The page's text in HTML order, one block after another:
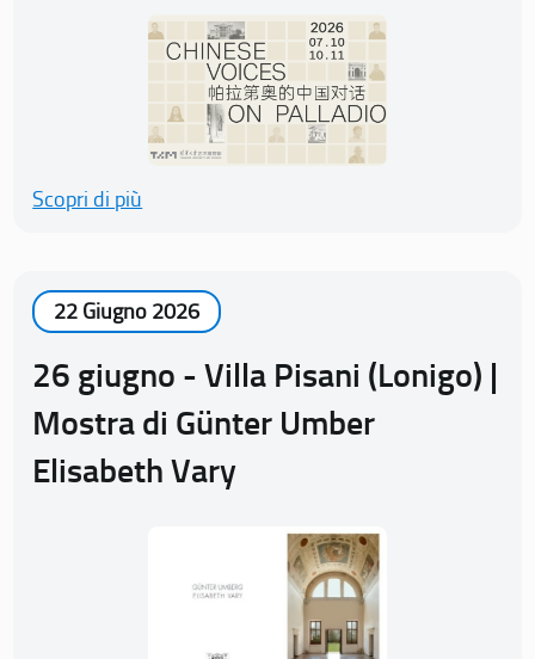
Scopri di più
22 Giugno 2026
26 giugno - Villa Pisani (Lonigo) |
Mostra di Günter Umber
Elisabeth Vary